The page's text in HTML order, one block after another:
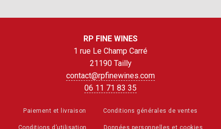
RP FINE WINES
1 rue Le Champ Carré
21190 Tailly
contact@rpfinewines.com
06 11 71 83 35
Paiement et livraison Conditions générales de ventes
Conditions d’utilisation Données personnelles et cookies